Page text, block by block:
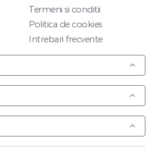
Termeni si conditii
Politica de cookies
Intrebari frecvente